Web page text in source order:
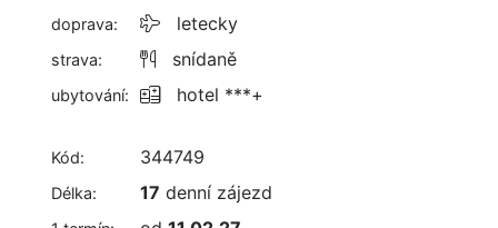
doprava: letecky
strava: snídaně
ubytování: hotel ***+
Kód: 344749
Délka: 17 denní zájezd